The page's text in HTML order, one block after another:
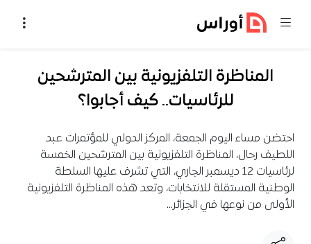
المناظرة التلفزيونية بين المترشحين
للرئاسيات.. كيف أجابوا؟
احتضن مساء اليوم الجمعة، المركز الدولي للمؤتمرات عبد
اللطيف رحال، المناظرة التلفزيونية بين المترشحين الخمسة
لرئاسيات 12 ديسمبر الجاري، التي تشرف عليها السلطة
الوطنية المستقلة للانتخابات، وتعد هذه المناظرة التلفزيونية
الأولى من نوعها في الجزائر…